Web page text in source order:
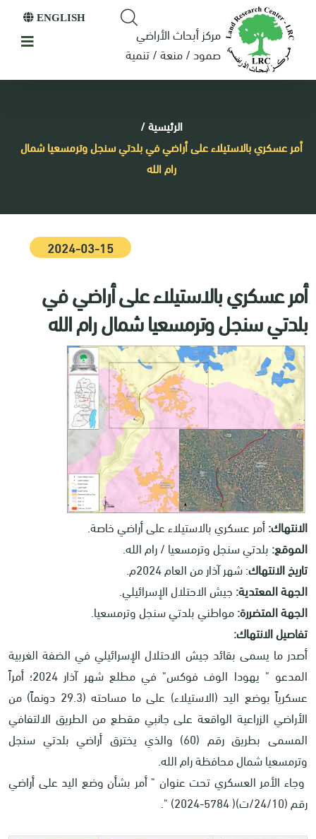
مركز أبحاث الأراضي
صمود / منعة / تنمية
ENGLISH
الرئيسية/
أمر عسكري بالاستيلاء على أراضي في بلدتي سنجل وترمسعيا شمال
رام الله
2024-03-15
أمر عسكري بالاستيلاء على أراضي في
بلدتي سنجل وترمسعيا شمال رام الله
الانتهاك:أمر عسكري بالاستيلاء على أراضي خاصة.
الموقع:بلدتي سنجل وترمسعيا / رام الله.
تاريخ الانتهاك: شهر آذار من العام 2024م.
الجهة المعتدية:جيش الاحتلال الإسرائيلي.
الجهة المتضررة:مواطني بلدتي سنجل وترمسعيا.
تفاصيل الانتهاك:
أصدر ما يسمى بقائد جيش الاحتلال الإسرائيلي في الضفة الغربية
المدعو " يهودا الوف فوكس" في مطلع شهر آذار 2024؛ أمراً
عسكرياً بوضع اليد (الاستيلاء) على ما مساحته (29.3 دونماً) من
الأراضي الزراعية الواقعة على جانبي مقطع من الطريق الالتفافي
المسمى بطريق رقم (60) والذي يخترق أراضي بلدتي سنجل
وترمسعيا شمال محافظة رام الله.
وجاء الأمر العسكري تحت عنوان " أمر بشأن وضع اليد على أراضي
رقم (24/10/ت)( 5784-2024) ".